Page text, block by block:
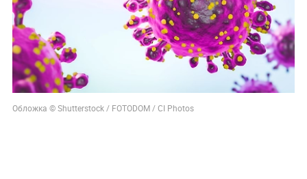
Обложка © Shutterstock / FOTODOM / CI Photos